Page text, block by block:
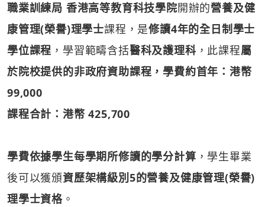
職業訓練局 香港高等教育科技學院開辦的營養及健
康管理(榮譽)理學士課程，是修讀4年的全日制學士
學位課程 ，學習範疇含括醫科及護理科 ，此課程屬
於院校提供的非政府資助課程，學費約首年：港幣
99,000
課程合計：港幣 425,700
學費依據學生每學期所修讀的學分計算 ，學生畢業
後可以獲頒資歷架構級別5的營養及健康管理(榮譽)
理學士資格 。